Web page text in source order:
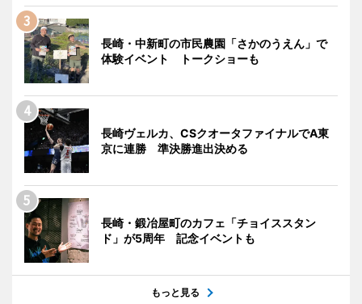
長崎・中新町の市民農園「さかのうえん」で
体験イベント トークショーも
長崎ヴェルカ、CSクオータファイナルでA東
京に連勝 準決勝進出決める
長崎・鍛冶屋町のカフェ「チョイススタン
ド」が5周年 記念イベントも
もっと見る